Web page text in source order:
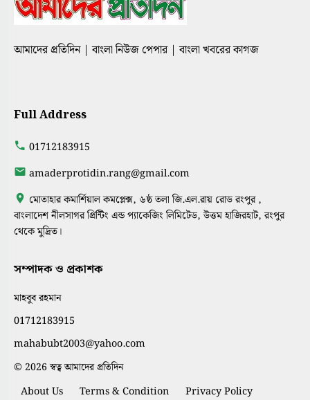
আমাদের প্রতিদিন | বাংলা নিউজ পেপার | বাংলা খবরের কাগজ
Full Address
01712183915
amaderprotidin.rang@gmail.com
মোতাহার কমার্শিয়াল কমপ্লেক্স, ৬ষ্ঠ তলা জি.এল.রায় রোড রংপুর ,
বাংলাদেশ নীলসাগর প্রিন্টিং এন্ড প্যাকেজিং লিমিটেড, উত্তম হাজিরহাট, রংপুর
থেকে মুদ্রিত।
সম্পাদক ও প্রকাশক
মাহবুব রহমান
01712183915
mahabubt2003@yahoo.com
© 2026 স্বত্ব আমাদের প্রতিদিন
About Us Terms & Condition Privacy Policy